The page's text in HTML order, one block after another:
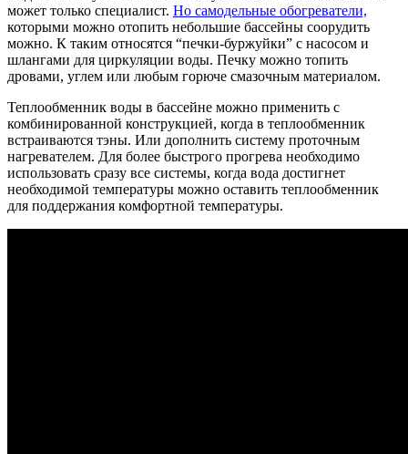
может только специалист. Но самодельные обогреватели,
которыми можно отопить небольшие бассейны соорудить
можно. К таким относятся “печки-буржуйки” с насосом и
шлангами для циркуляции воды. Печку можно топить
дровами, углем или любым горюче смазочным материалом.
Теплообменник воды в бассейне можно применить с
комбинированной конструкцией, когда в теплообменник
встраиваются тэны. Или дополнить систему проточным
нагревателем. Для более быстрого прогрева необходимо
использовать сразу все системы, когда вода достигнет
необходимой температуры можно оставить теплообменник
для поддержания комфортной температуры.